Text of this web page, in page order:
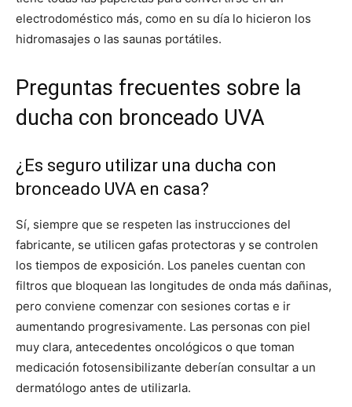
electrodoméstico más, como en su día lo hicieron los
hidromasajes o las saunas portátiles.
Preguntas frecuentes sobre la
ducha con bronceado UVA
¿Es seguro utilizar una ducha con
bronceado UVA en casa?
Sí, siempre que se respeten las instrucciones del
fabricante, se utilicen gafas protectoras y se controlen
los tiempos de exposición. Los paneles cuentan con
filtros que bloquean las longitudes de onda más dañinas,
pero conviene comenzar con sesiones cortas e ir
aumentando progresivamente. Las personas con piel
muy clara, antecedentes oncológicos o que toman
medicación fotosensibilizante deberían consultar a un
dermatólogo antes de utilizarla.